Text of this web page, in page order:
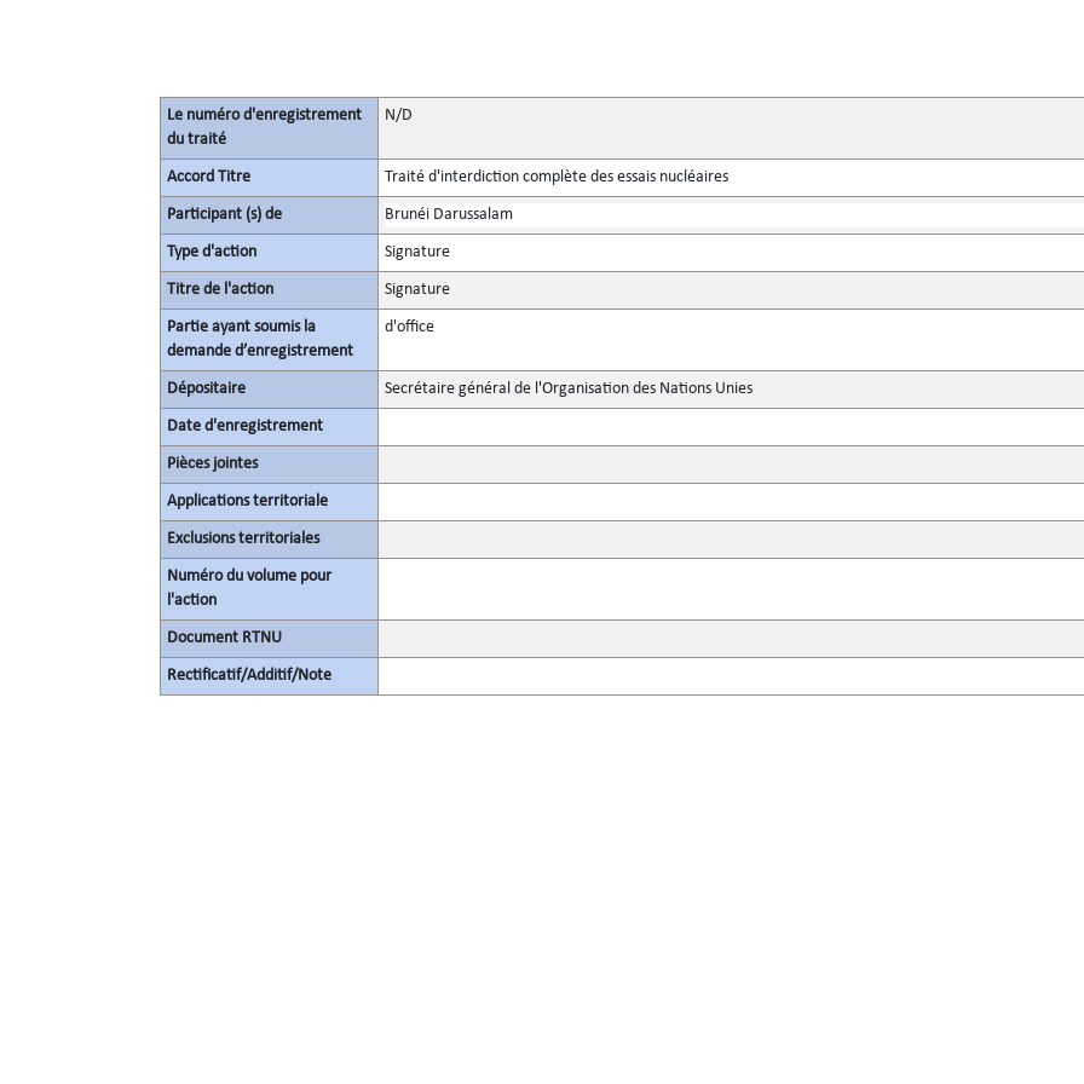
Le numéro d'enregistrement
du traité
N/D
Accord Titre Traité d'interdiction complète des essais nucléaires
Participant (s) de Brunéi Darussalam
Type d'action Signature
Titre de l'action Signature
Partie ayant soumis la
demande d’enregistrement
d'office
Dépositaire Secrétaire général de l'Organisation des Nations Unies
Date d'enregistrement
Pièces jointes
Applications territoriale
Exclusions territoriales
Numéro du volume pour
l'action
Document RTNU
Rectificatif/Additif/Note